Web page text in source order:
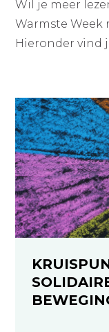
Wil je meer
Warmste Week
Hieronder vind